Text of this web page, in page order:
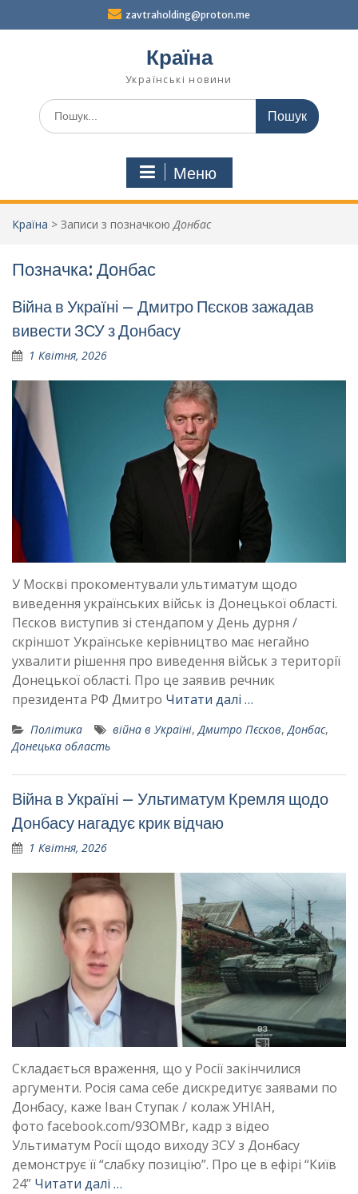
zavtraholding@proton.me
Країна
Українські новини
Шукати:
Меню
Країна > Записи з позначкоюДонбас
Позначка: Донбас
Війна в Україні – Дмитро Пєсков зажадав
вивести ЗСУ з Донбасу
1 Квітня, 2026
У Москві прокоментували ультиматум щодо
виведення українських військ із Донецької області.
Пєсков виступив зі стендапом у День дурня /
скріншот Українське керівництво має негайно
ухвалити рішення про виведення військ з території
Донецької області. Про це заявив речник
президента РФ Дмитро Читати далі …
Політика війна в Україні,Дмитро Пєсков,Донбас,
Донецька область
Війна в Україні – Ультиматум Кремля щодо
Донбасу нагадує крик відчаю
1 Квітня, 2026
Складається враження, що у Росії закінчилися
аргументи. Росія сама себе дискредитує заявами по
Донбасу, каже Іван Ступак / колаж УНІАН,
фото facebook.com/93OMBr, кадр з відео
Ультиматум Росії щодо виходу ЗСУ з Донбасу
демонструє її “слабку позицію”. Про це в ефірі “Київ
24” Читати далі …